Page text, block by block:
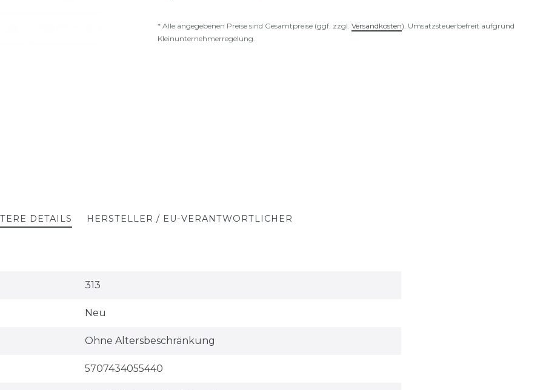
* Alle angegebenen Preise sind Gesamtpreise (ggf. zzgl. Versandkosten). Umsatzsteuerbefreit aufgrund
Kleinunternehmerregelung.
DETAILS HERSTELLER / EU-VERANTWORTLICHER
313
Neu
Ohne Altersbeschränkung
5707434055440